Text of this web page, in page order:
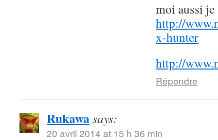
moi aussi
http://
x-hunter
http://
Répondre
Rukawasays:
20 avril 2014 at 15 h 36 min